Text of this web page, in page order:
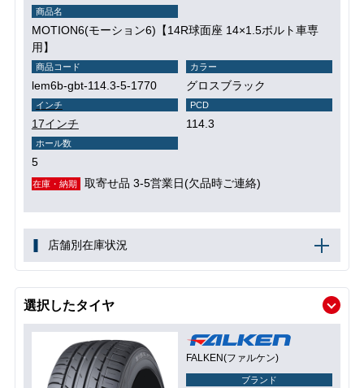
商品名
MOTION6(モーション6)【14R球面座 14×1.5ボルト車専
用】
商品コード
lem6b-gbt-114.3-5-1770
カラー
グロスブラック
インチ
17インチ
PCD
114.3
ホール数
5
在庫・納期 取寄せ品 3-5営業日(欠品時ご連絡)
店舗別在庫状況
選択したタイヤ
FALKEN(ファルケン)
ブランド